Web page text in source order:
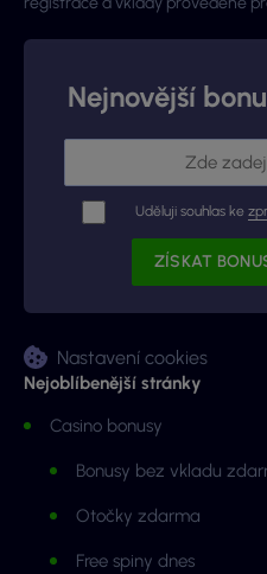
Nejnovější
Uděluji souhlas ke
Nastavení cookies
Nejoblíbenější stránky
Casino bonusy
Bonusy bez vkladu
Otočky zdarma
Free spiny dnes